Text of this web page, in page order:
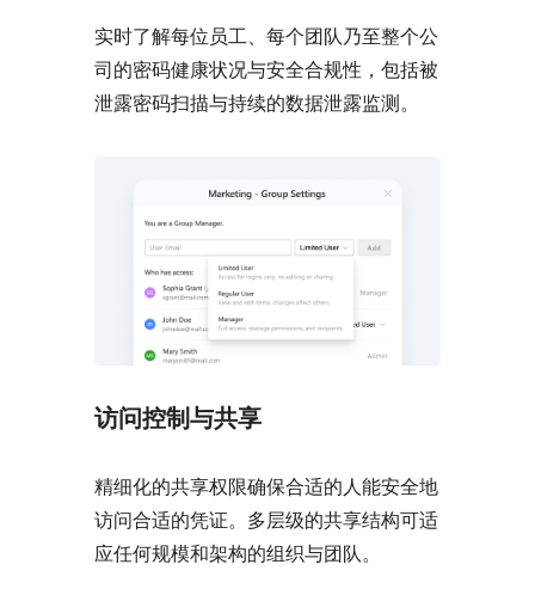
实时了解每位员工、每个团队乃至整个公
司的密码健康状况与安全合规性，包括被
泄露密码扫描与持续的数据泄露监测。
访问控制与共享
精细化的共享权限确保合适的人能安全地
访问合适的凭证。多层级的共享结构可适
应任何规模和架构的组织与团队。